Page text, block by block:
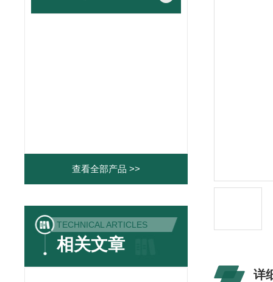
查看全部产品 >>
TECHNICAL ARTICLES
相关文章
详